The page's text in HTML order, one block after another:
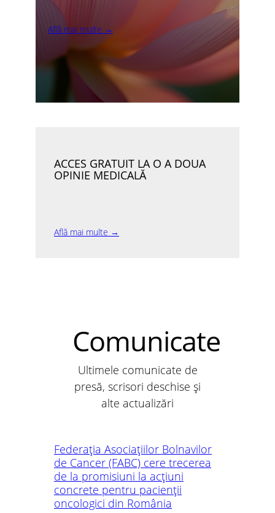
Află mai multe →
ACCES GRATUIT LA O A DOUA
OPINIE MEDICALĂ
Află mai multe →
Comunicate
Ultimele comunicate de
presă, scrisori deschise și
alte actualizări
Federația Asociațiilor Bolnavilor
de Cancer (FABC) cere trecerea
de la promisiuni la acțiuni
concrete pentru pacienții
oncologici din România